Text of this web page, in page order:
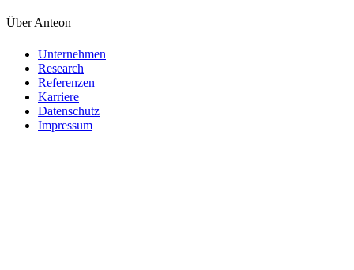
Über Anteon
Unternehmen
Research
Referenzen
Karriere
Datenschutz
Impressum